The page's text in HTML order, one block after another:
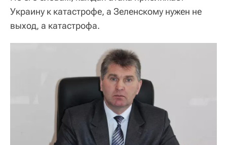
Украину к катастрофе, а Зеленскому нужен не
выход, а катастрофа.